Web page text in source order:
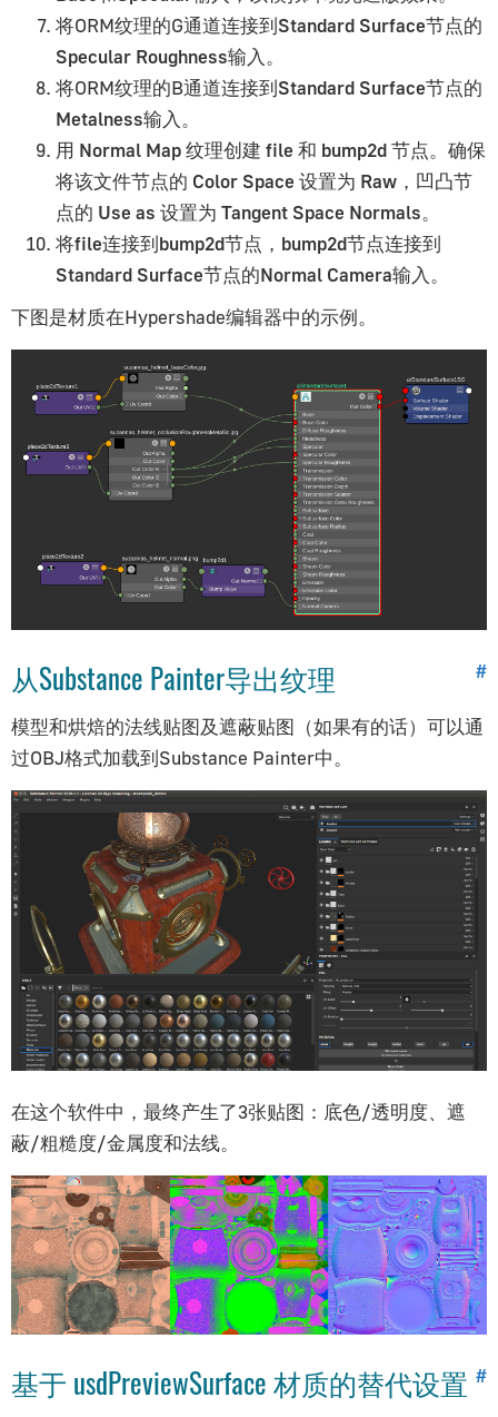
透明度
阴影
对象约束
使用材质库
glTF材质
拼图参考
初始化｜Initialization
选择器｜Selectors
对象｜Objects
材质｜Materials
动画与约束｜Animation (+Constraints)
摄影机/灯光｜Camera/Lights
场景｜Scenes
HTML
音频/视频｜Audio/Video
物理系统｜Physics
后期处理｜Post-processing
逻辑｜Logic
循环｜Loops
文本｜Text
数字｜Numbers
列表｜Lists
字典｜Dictionaries
变量｜Variables
过程｜Procedures
系统｜System
高级｜Advanced
电商插件｜E-Commerce Plugin
E-Learning/SCORM插件
库｜Library
插件系统｜Plugins
将ORM纹理的G通道连接到Standard Surface节点的
Specular Roughness输入。
将ORM纹理的B通道连接到Standard Surface节点的
Metalness输入。
用 Normal Map纹理创建 file 和 bump2d节点。确保
将该文件节点的 Color Space 设置为 Raw ，凹凸节
点的 Use as 设置为 Tangent Space Normals。
将file连接到bump2d节点， bump2d节点连接到
Standard Surface节点的Normal Camera输入。
下图是材质在Hypershade编辑器中的示例。
#
从Substance Painter导出纹理
模型和烘焙的法线贴图及遮蔽贴图（如果有的话）可以通
过OBJ格式加载到Substance Painter中。
在这个软件中，最终产生了3张贴图：底色/透明度、遮
蔽/粗糙度/金属度和法线。
#
基于 usdPreviewSurface 材质的替代设置